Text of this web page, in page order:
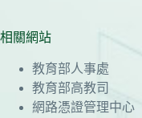
相關網站
教育部人事處
教育部高教司
網路憑證管理中心